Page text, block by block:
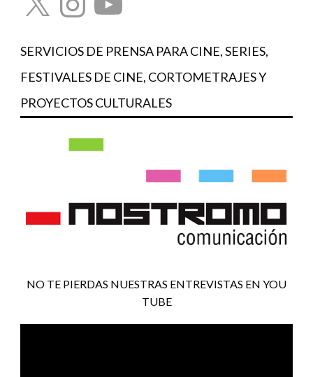
SERVICIOS DE PRENSA PARA CINE, SERIES,
FESTIVALES DE CINE, CORTOMETRAJES Y
PROYECTOS CULTURALES
NO TE PIERDAS NUESTRAS ENTREVISTAS EN YOU
TUBE